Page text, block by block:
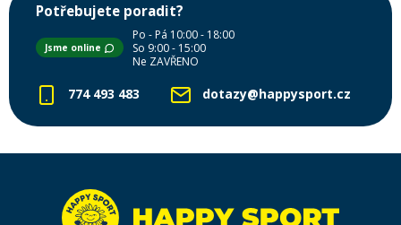
Potřebujete poradit?
Jsme online
Po - Pá 10:00 - 18:00
So 9:00 - 15:00
Ne ZAVŘENO
774 493 483 dotazy@happysport.cz